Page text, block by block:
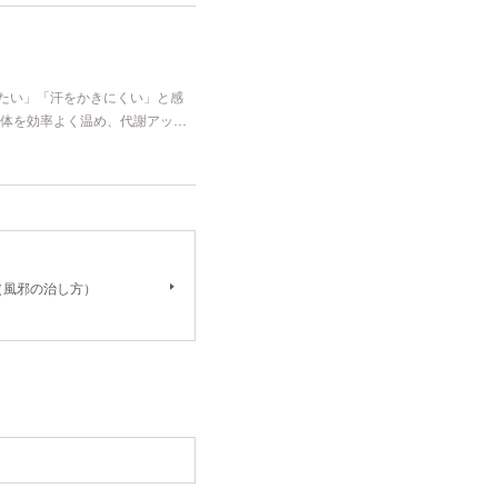
い」「汗をかきにくい」と感
を効率よく温め、代謝アッ…
邪の治し方）